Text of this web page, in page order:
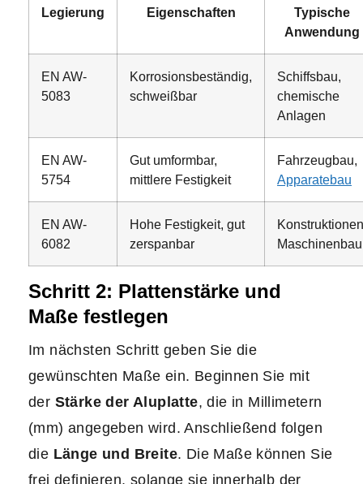
Legierung Eigenschaften
Typische
Anwendung
EN AW-
5083
Korrosionsbeständig,
schweißbar
Schiffsbau,
chemische
Anlagen
EN AW-
5754
Gut umformbar,
mittlere Festigkeit
Fahrzeugbau,
Apparatebau
EN AW-
6082
Hohe Festigkeit, gut
zerspanbar
Maschinenbau
Schritt 2: Plattenstärke und
Maße festlegen
Im nächsten Schritt geben Sie die
gewünschten Maße ein. Beginnen Sie mit
der Stärke der Aluplatte, die in Millimetern
(mm) angegeben wird. Anschließend folgen
die Länge und Breite. Die Maße können Sie
frei definieren, solange sie innerhalb der